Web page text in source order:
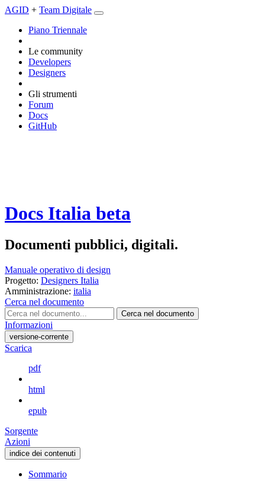
AGID + Team Digitale
Piano Triennale
Le community
Developers
Designers
Gli strumenti
Forum
Docs
GitHub
Docs Italia beta
Documenti pubblici, digitali.
Manuale operativo di design
Progetto: Designers Italia
Amministrazione: italia
Cerca nel documento
Cerca nel documento
Informazioni
versione-corrente
Scarica
pdf
html
epub
Sorgente
Azioni
indice dei contenuti
Sommario